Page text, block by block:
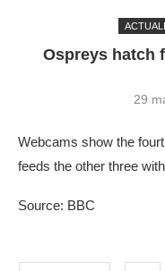
Ospreys hatch
29
Webcams show the
feeds the other three
Source: BBC